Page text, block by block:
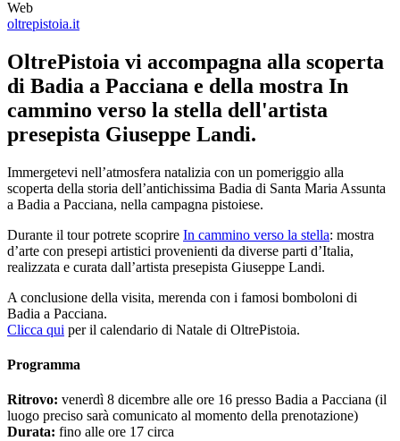
Web
oltrepistoia.it
OltrePistoia vi accompagna alla scoperta
di Badia a Pacciana e della mostra In
cammino verso la stella dell'artista
presepista Giuseppe Landi.
Immergetevi nell’atmosfera natalizia con un pomeriggio alla
scoperta della storia dell’antichissima Badia di Santa Maria Assunta
a Badia a Pacciana, nella campagna pistoiese.
Durante il tour potrete scoprire In cammino verso la stella: mostra
d’arte con presepi artistici provenienti da diverse parti d’Italia,
realizzata e curata dall’artista presepista Giuseppe Landi.
A conclusione della visita, merenda con i famosi bomboloni di
Badia a Pacciana.
Clicca qui per il calendario di Natale di OltrePistoia.
Programma
Ritrovo: venerdì 8 dicembre alle ore 16 presso Badia a Pacciana (il
luogo preciso sarà comunicato al momento della prenotazione)
Durata: fino alle ore 17 circa